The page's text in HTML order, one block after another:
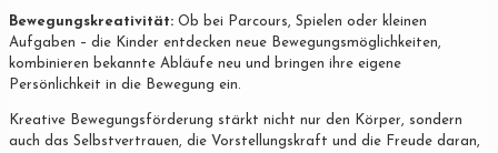
Bewegungskreativität: Ob bei Parcours, Spielen oder kleinen
Aufgaben – die Kinder entdecken neue Bewegungsmöglichkeiten,
kombinieren bekannte Abläufe neu und bringen ihre eigene
Persönlichkeit in die Bewegung ein.
Kreative Bewegungsförderung stärkt nicht nur den Körper, sondern
auch das Selbstvertrauen, die Vorstellungskraft und die Freude daran,